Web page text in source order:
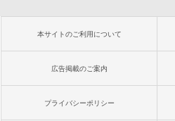
本サイトのご利用について
広告掲載のご案内
プライバシーポリシー